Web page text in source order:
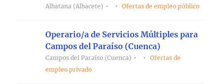
Albatana (Albacete) Ofertas de empleo público
Operario/a de Servicios Múltiples para
Campos del Paraíso (Cuenca)
Campos del Paraíso (Cuenca)
Ofertas de
empleo privado